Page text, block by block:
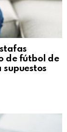
de fútbol de